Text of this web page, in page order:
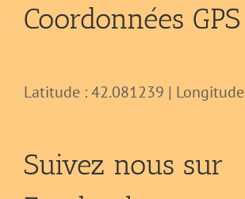
Coordonnées GPS
Latitude : 42.081239 |
Suivez nous sur